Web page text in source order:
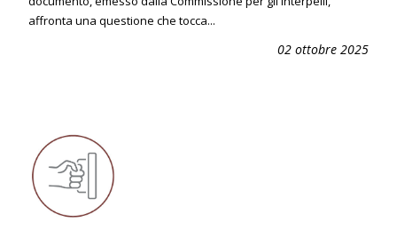
affronta una questione che tocca...
02 ottobre 2025